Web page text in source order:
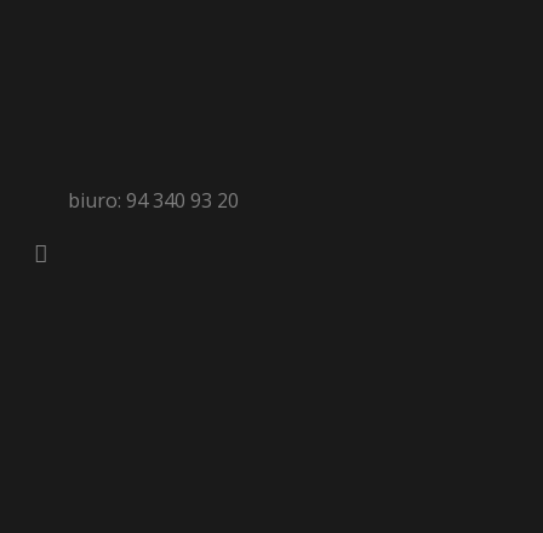
biuro: 94 340 93 20